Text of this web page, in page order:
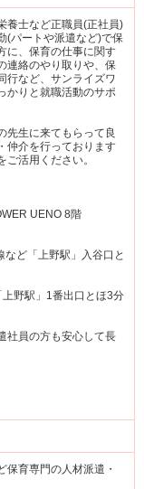
養士など正職員(正社員)
(パートや派遣など)で保
に、保育の仕事に関す
連絡のやり取りや、保
行など、サンライズワ
かりと就職活動のサポ
先生に来てもらって良
仲介を行っております
活用ください。
UENO 8階
ど「上野駅」入谷口と
野駅」1番出口とほ3分
社員の方も安心して長
保育専門の人材派遣・